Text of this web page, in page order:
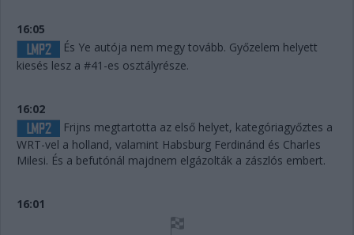
16:05
És Ye autója nem megy tovább. Győzelem helyett
kiesés lesz a #41-es osztályrésze.
16:02
Frijns megtartotta az első helyet, kategóriagyőztes a
WRT-vel a holland, valamint Habsburg Ferdinánd és Charles
Milesi. És a befutónál majdnem elgázolták a zászlós embert.
16:01